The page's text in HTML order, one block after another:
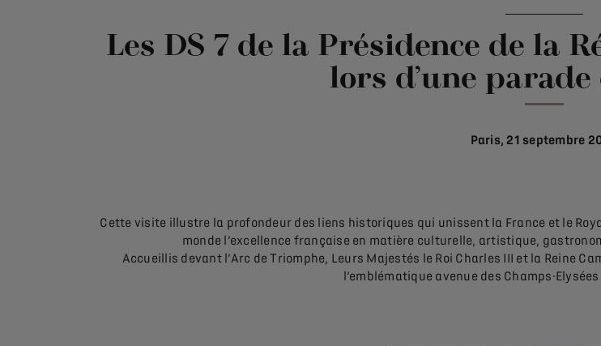
Les DS 7 de la Présidence de la
lors d’une
Paris, 21 septembre
Cette visite illustre la profondeur des liens historiques qui unissent la France et le
monde l’excellence française en matière culturelle, artistique,
Accueillis devant l’Arc de Triomphe, Leurs Majestés le Roi Charles III et la Reine
l’emblématique avenue des Champs-